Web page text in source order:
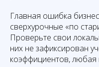
Главная ошибка
сверхурочные «по
Проверьте свои
них не зафиксирован
коэффициентов,